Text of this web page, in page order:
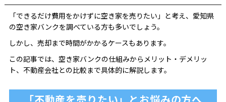
「できるだけ費用をかけずに空き家を売りたい」と考え、愛知県
の空き家バンクを調べている方も多いでしょう。
しかし、売却まで時間がかかるケースもあります。
この記事では、空き家バンクの仕組みからメリット・デメリッ
ト、不動産会社との比較まで具体的に解説します。
「不動産を売りたい」とお悩みの方へ